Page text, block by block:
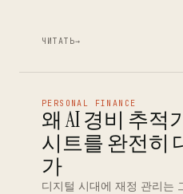
ЧИТАТЬ→
PERSONAL FINANCE
왜 AI 경비 추적
시트를 완전히
가
디지털 시대에 재정 관리는